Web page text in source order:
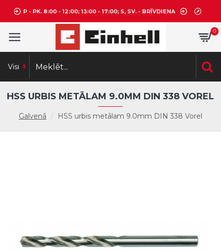
P - PK. 8:00 - 12:00; 13:00 - 17:00; S, SV. - BRĪVDIENA
0
Visi
Galvenā HSS urbis metālam 9.0mm DIN 338 Vorel
HSS URBIS METĀLAM 9.0MM DIN 338 VOREL